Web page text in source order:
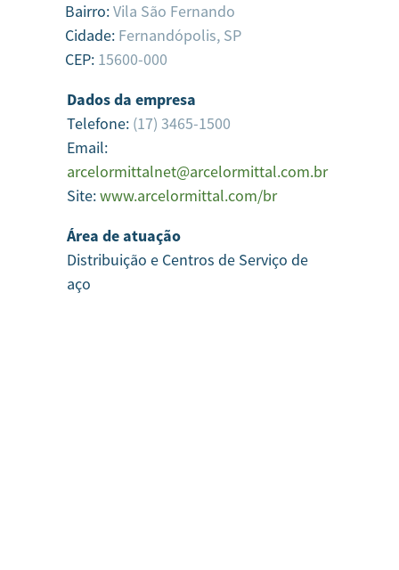
Bairro:Vila São Fernando
Cidade: Fernandópolis, SP
CEP: 15600-000
Dados da empresa
Telefone: (17) 3465-1500
Email:
arcelormittalnet@arcelormittal.com.br
Site:www.arcelormittal.com/br
Área de atuação
Distribuição e Centros de Serviço de
aço